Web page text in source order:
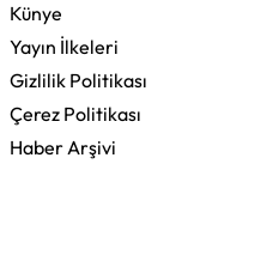
Künye
Yayın İlkeleri
Gizlilik Politikası
Çerez Politikası
Haber Arşivi